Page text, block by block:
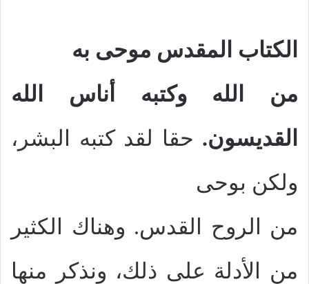
الكتاب المقدس موحى به
من الله وكتبه أناس الله
القديسون. حقا لقد كتبه البشر،
ولكن بوحى
من الروح القدس. وهناك الكثير
من الأدلة على ذلك، ونذكر منها